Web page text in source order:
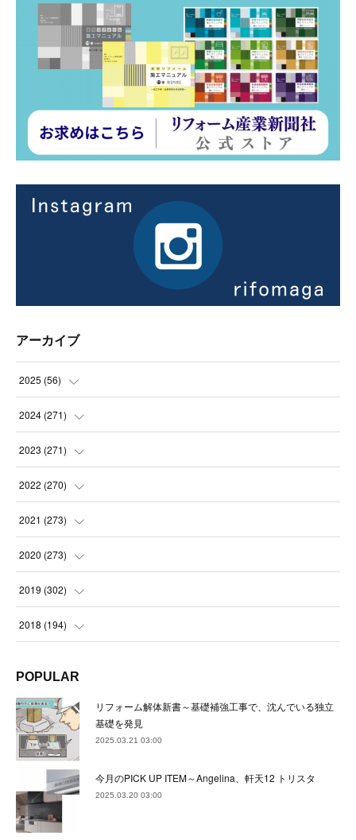
アーカイブ
2025 (56)
(14
(21
(21
2024 (271)
(21
(22
(23
(22
(24)
22)
(22)
(22)
(25
2023 (271)
(22
(23
(23
(21
(23 )
(24
(21
(24)
(21
2022 (270)
(23
(23
(22
(23
(22 )
(23
(23
(22)
(24
2021 (273)
(24
(23
(22
(23)
(23
(22)
(23
2020 (273)
(24
(22
(22)
(24
(24)
(23
2019 (302)
(23
(22)
(21)
(27)
(22
2018 (194)
(17)
(32)
(36)
(30
POPULAR
リフォーム解体新書～基礎補強工事で、沈んでいる独立
基礎を発見
2025.03.21 03:00
今月のPICK UP ITEM～Angelina、軒天12 トリスタ
2025.03.20 03:00